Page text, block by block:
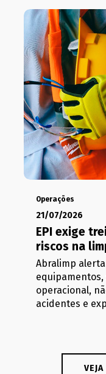
Operações
21/07/2026
EPI exige
riscos na
Abralimp
operacional,
acidentes e